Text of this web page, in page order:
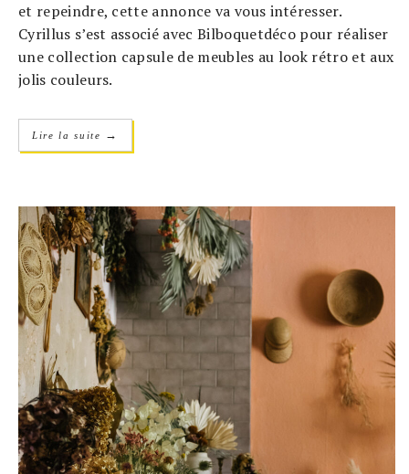
et repeindre, cette annonce va vous intéresser.
Cyrillus s’est associé avec Bilboquetdéco pour réaliser
une collection capsule de meubles au look rétro et aux
jolis couleurs.
Lire la suite →